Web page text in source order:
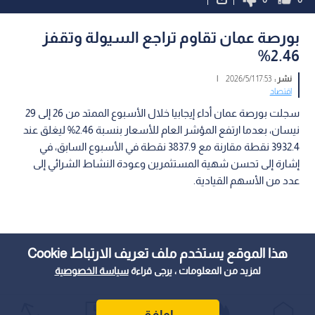
هذا الموقع يستخدم ملف تعريف الارتباط Cookie
لمزيد من المعلومات ، يرجى قراءةسياسة الخصوصية
بورصة عمان تقاوم تراجع السيولة وتقفز
2.46%
نشر :17:53 2026/5/1
|
اقتصاد
سجلت بورصة عمان أداء إيجابيا خلال الأسبوع الممتد من 26 إلى 29
نيسان، بعدما ارتفع المؤشر العام للأسعار بنسبة 2.46% ليغلق عند
3932.4 نقطة مقارنة مع 3837.9 نقطة في الأسبوع السابق، في
إشارة إلى تحسن شهية المستثمرين وعودة النشاط الشرائي إلى
عدد من الأسهم القيادية.